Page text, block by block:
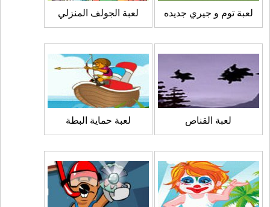
لعبة توم و جيري جديده لعبة الجولف المنزلي
لعبة القناص لعبة حماية البطة